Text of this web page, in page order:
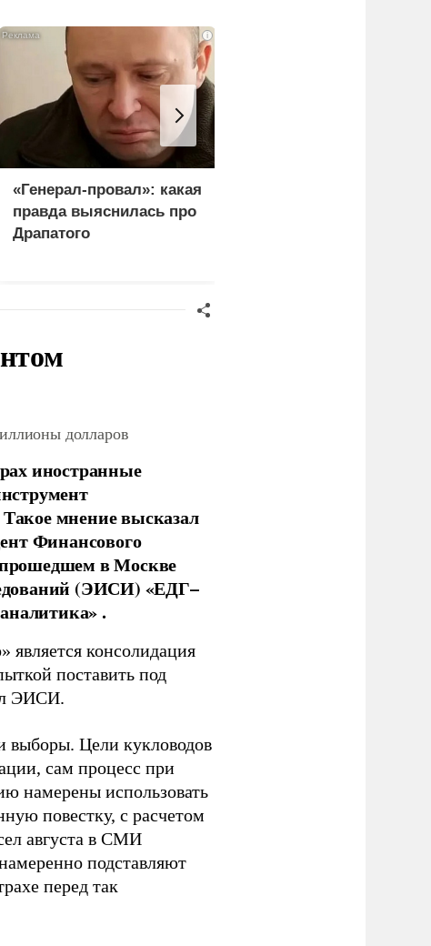
i
«Генерал-провал»: какая
правда выяснилась про
Драпатого
долларов
иностранные
мнение высказал
Финансового
в Москве
(ЭИСИ) «ЕДГ–
.
является консолидация
поставить под
ЭИСИ.
выборы. Цели кукловодов
сам процесс при
намерены использовать
повестку, с расчетом
августа в СМИ
подставляют
перед так